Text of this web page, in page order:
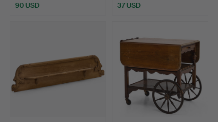
90 USD 37 USD